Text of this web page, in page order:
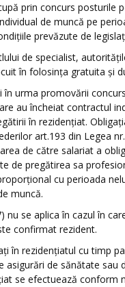
prin concurs posturile
de muncă pe
prevăzute de
de specialist,
în folosinţa gratuita şi
în urma promovării
au încheiat contractul
în rezidenţiat.
art.193 din Legea
de către salariat a
de pregătirea sa
cu perioada
muncă.
nu se aplica în cazul în
confirmat rezident.
în rezidenţiatul cu timp
asigurări de sănătate
se efectuează conform